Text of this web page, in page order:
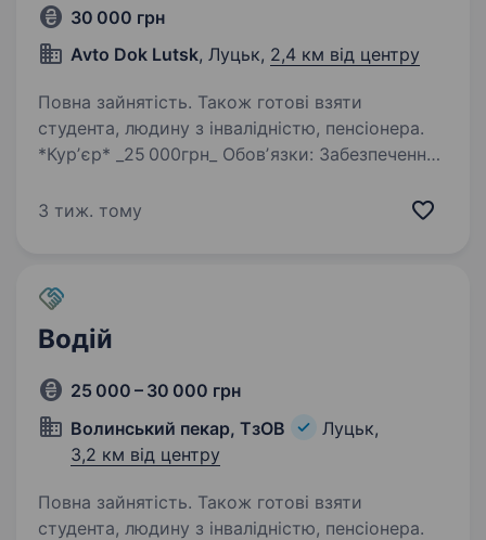
30 000 грн
Avto Dok Lutsk, Луцьк, 2,4 км від центру
Повна зайнятість. Також готові взяти
студента, людину з інвалідністю, пенсіонера.
*Курʼєр* _25 000грн_ Обовʼязки: Забезпечення
клієнтам; Контроль за станом товару під час
3 тиж. тому
Водій
25 000 – 30 000 грн
Волинський пекар, ТзОВ
Луцьк,
3,2 км від центру
Повна зайнятість. Також готові взяти
студента, людину з інвалідністю, пенсіонера.